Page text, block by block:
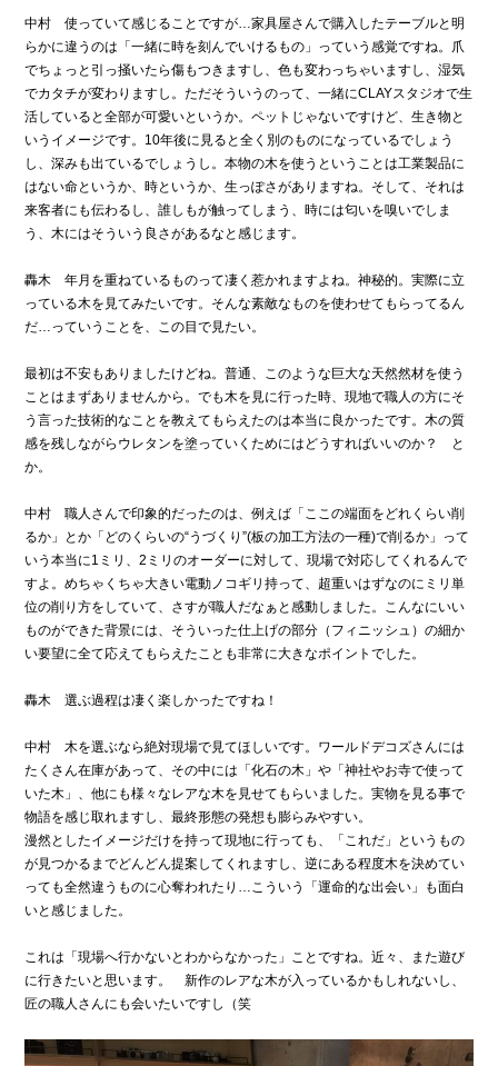
中村 使っていて感じることですが…家具屋さんで購入したテーブルと明
らかに違うのは「一緒に時を刻んでいけるもの」っていう感覚ですね。爪
でちょっと引っ掻いたら傷もつきますし、色も変わっちゃいますし、湿気
でカタチが変わりますし。ただそういうのって、一緒にCLAYスタジオで生
活していると全部が可愛いというか。ペットじゃないですけど、生き物と
いうイメージです。10年後に見ると全く別のものになっているでしょう
し、深みも出ているでしょうし。本物の木を使うということは工業製品に
はない命というか、時というか、生っぽさがありますね。そして、それは
来客者にも伝わるし、誰しもが触ってしまう、時には匂いを嗅いでしま
う、木にはそういう良さがあるなと感じます。
轟木 年月を重ねているものって凄く惹かれますよね。神秘的。実際に立
っている木を見てみたいです。そんな素敵なものを使わせてもらってるん
だ…っていうことを、この目で見たい。
最初は不安もありましたけどね。普通、このような巨大な天然然材を使う
ことはまずありませんから。でも木を見に行った時、現地で職人の方にそ
う言った技術的なことを教えてもらえたのは本当に良かったです。木の質
感を残しながらウレタンを塗っていくためにはどうすればいいのか？ と
か。
中村 職人さんで印象的だったのは、例えば「ここの端面をどれくらい削
るか」とか「どのくらいの“うづくり”(板の加工方法の一種)で削るか」って
いう本当に1ミリ、2ミリのオーダーに対して、現場で対応してくれるんで
すよ。めちゃくちゃ大きい電動ノコギリ持って、超重いはずなのにミリ単
位の削り方をしていて、さすが職人だなぁと感動しました。こんなにいい
ものができた背景には、そういった仕上げの部分（フィニッシュ）の細か
い要望に全て応えてもらえたことも非常に大きなポイントでした。
轟木 選ぶ過程は凄く楽しかったですね！
中村 木を選ぶなら絶対現場で見てほしいです。ワールドデコズさんには
たくさん在庫があって、その中には「化石の木」や「神社やお寺で使って
いた木」、他にも様々なレアな木を見せてもらいました。実物を見る事で
物語を感じ取れますし、最終形態の発想も膨らみやすい。
漫然としたイメージだけを持って現地に行っても、「これだ」というもの
が見つかるまでどんどん提案してくれますし、逆にある程度木を決めてい
っても全然違うものに心奪われたり…こういう「運命的な出会い」も面白
いと感じました。
これは「現場へ行かないとわからなかった」ことですね。近々、また遊び
に行きたいと思います。 新作のレアな木が入っているかもしれないし、
匠の職人さんにも会いたいですし（笑